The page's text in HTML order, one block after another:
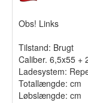
Obs! Links
Tilstand: Brugt
Caliber. 6,5x55 +
Ladesystem:
Totallængde: cm
Løbslængde: cm